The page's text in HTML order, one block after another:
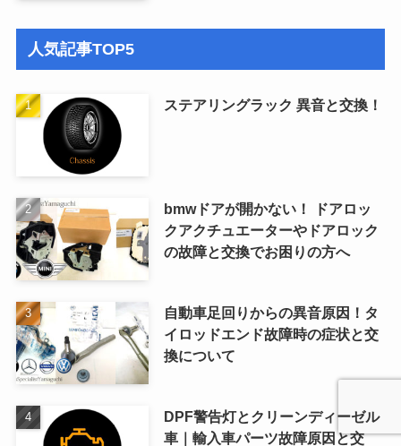
人気記事TOP5
ステアリングラック 異音と交換！
bmwドアが開かない！ ドアロッ
クアクチュエーターやドアロック
の故障と交換でお困りの方へ
自動車足回りからの異音原因！タ
イロッドエンド故障時の症状と交
換について
DPF警告灯とクリーンディーゼル
車｜輸入車パーツ故障原因と交